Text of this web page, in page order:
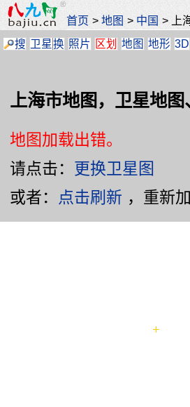
首页 >地图 > 中国 > 上
搜 卫星换 照片 区划 地图 地形 3D
上海市地图，卫星地图
地图加载出错。
请点击： 更换卫星图
或者：
点击刷新 ，重新加